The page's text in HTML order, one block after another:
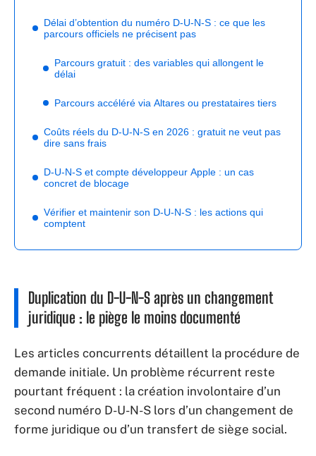
Délai d’obtention du numéro D-U-N-S : ce que les
parcours officiels ne précisent pas
Parcours gratuit : des variables qui allongent le
délai
Parcours accéléré via Altares ou prestataires tiers
Coûts réels du D-U-N-S en 2026 : gratuit ne veut pas
dire sans frais
D-U-N-S et compte développeur Apple : un cas
concret de blocage
Vérifier et maintenir son D-U-N-S : les actions qui
comptent
Duplication du D-U-N-S après un changement
juridique : le piège le moins documenté
Les articles concurrents détaillent la procédure de
demande initiale. Un problème récurrent reste
pourtant fréquent : la création involontaire d’un
second numéro D-U-N-S lors d’un changement de
forme juridique ou d’un transfert de siège social.